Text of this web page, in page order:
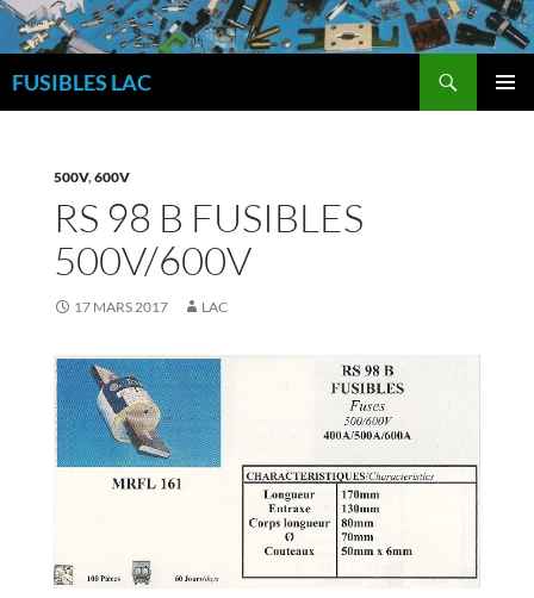
Aller
au
contenu
FUSIBLES LAC
500V,600V
RS 98 B FUSIBLES
500V/600V
17 MARS 2017 LAC